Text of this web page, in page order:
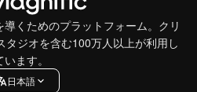
くためのプラットフォーム。クリ
タジオを含む100万人以上が利用し
います。
日本語